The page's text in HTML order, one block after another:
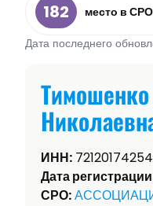
182
место в СРО
Дата последнего
ИНН:
Дата
СРО: